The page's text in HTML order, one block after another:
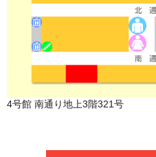
4号館 南通り地上3階321号